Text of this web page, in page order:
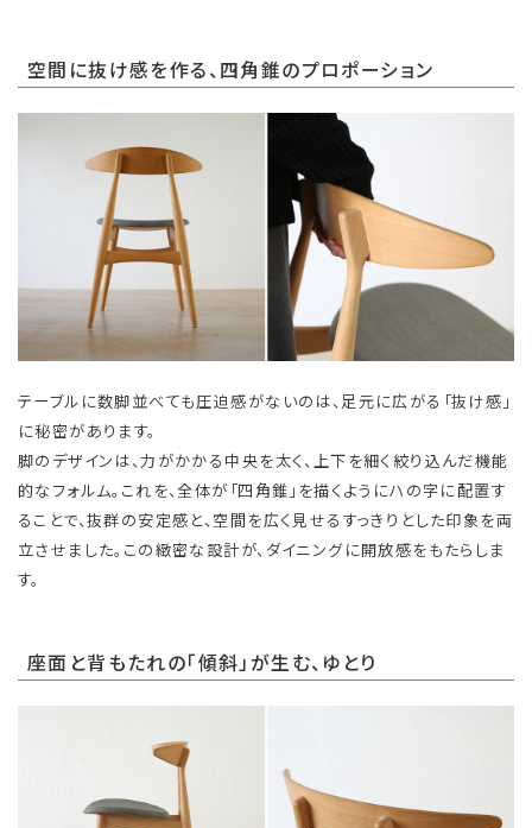
空間に抜け感を作る、四角錐のプロポーション
テーブルに数脚並べても圧迫感がないのは、足元に広がる「抜け感」
に秘密があります。
脚のデザインは、力がかかる中央を太く、上下を細く絞り込んだ機能
的なフォルム。これを、全体が「四角錐」を描くようにハの字に配置す
ることで、抜群の安定感と、空間を広く見せるすっきりとした印象を両
立させました。この緻密な設計が、ダイニングに開放感をもたらしま
す。
座面と背もたれの「傾斜」が生む、ゆとり